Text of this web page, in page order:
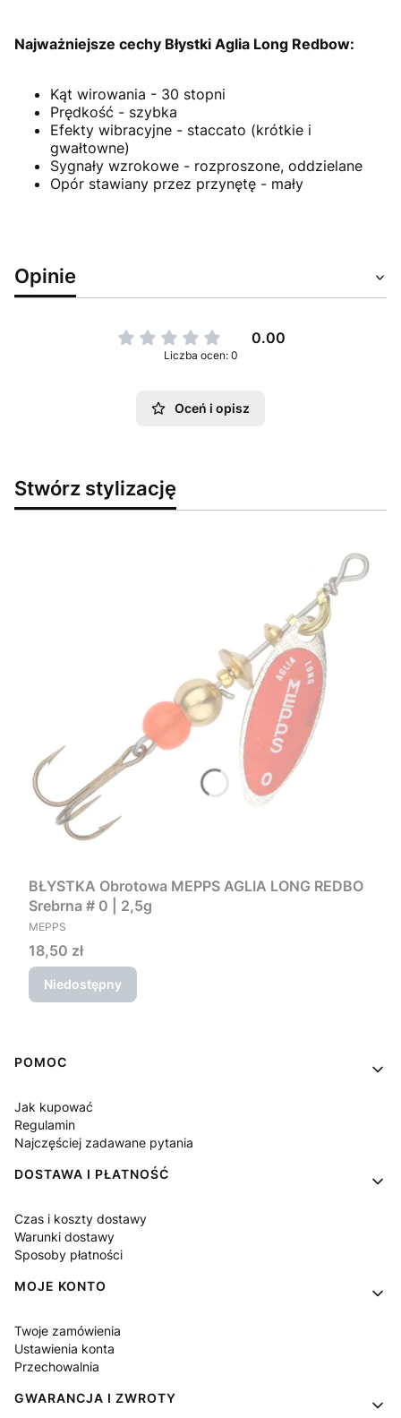
Najważniejsze cechy Błystki Aglia Long Redbow:
Kąt wirowania - 30 stopni
Prędkość - szybka
Efekty wibracyjne - staccato (krótkie i
gwałtowne)
Sygnały wzrokowe - rozproszone, oddzielane
Opór stawiany przez przynętę - mały
Opinie
0.00
Liczba ocen: 0
Oceń i opisz
Stwórz stylizację
BŁYSTKA Obrotowa MEPPS AGLIA LONG REDBO
Srebrna # 0 | 2,5g
PRODUCENT
MEPPS
Cena
18,50 zł
Niedostępny
Linki w stopce
POMOC
Jak kupować
Regulamin
Najczęściej zadawane pytania
DOSTAWA I PŁATNOŚĆ
Czas i koszty dostawy
Warunki dostawy
Sposoby płatności
MOJE KONTO
Twoje zamówienia
Ustawienia konta
Przechowalnia
GWARANCJA I ZWROTY